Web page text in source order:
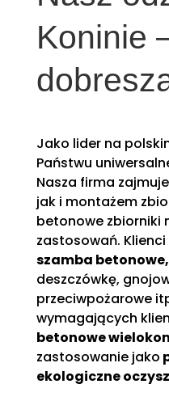
Koninie
Jako lider na
Państwu
Nasza firma
jak i montażem
betonowe zbiorniki
zastosowań.
szamba betonowe,
deszczówkę,
przeciwpożarowe
wymagających
betonowe
zastosowanie jako
ekologiczne